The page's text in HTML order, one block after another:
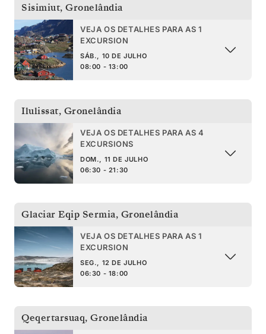
Sisimiut, Gronelândia
VEJA OS DETALHES PARA AS 1
EXCURSION
SÁB., 10 DE JULHO
08:00 - 13:00
Ilulissat, Gronelândia
VEJA OS DETALHES PARA AS 4
EXCURSIONS
DOM., 11 DE JULHO
06:30 - 21:30
Glaciar Eqip Sermia, Gronelândia
VEJA OS DETALHES PARA AS 1
EXCURSION
SEG., 12 DE JULHO
06:30 - 18:00
Qeqertarsuaq, Gronelândia